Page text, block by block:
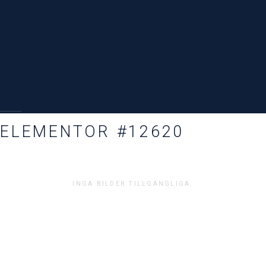
ELEMENTOR #12620
INGA BILDER TILLGÄNGLIGA.